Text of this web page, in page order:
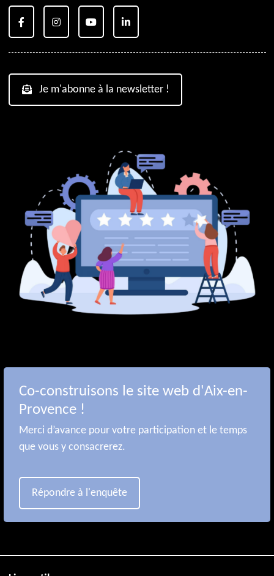
Je m'abonne à la newsletter !
Co-construisons le site web d'Aix-en-
Provence !
Merci d’avance pour votre participation et le temps
que vous y consacrerez.
Répondre à l'enquête